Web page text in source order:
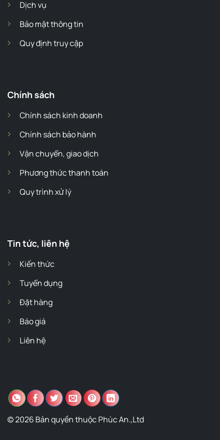
Dịch vụ
Bảo mật thông tin
Quy định truy cập
Chính sách
Chính sách kinh doanh
Chính sách bảo hành
Vận chuyển, giao dịch
Phương thức thanh toán
Quy trình xử lý
Tin tức, liên hệ
Kiến thức
Tuyển dụng
Đặt hàng
Báo giá
Liên hệ
© 2026 Bản quyền thuộc Phúc An.,Ltd